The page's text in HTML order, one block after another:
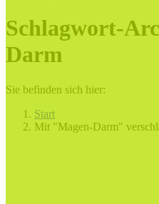
Schlagwort-
Darm
Sie befinden sich hier:
Start
Mit "Magen-Darm"